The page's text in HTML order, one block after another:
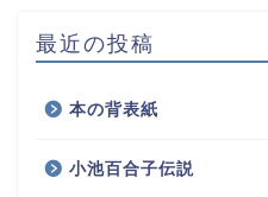
最近の投稿
本の背表紙
小池百合子伝説